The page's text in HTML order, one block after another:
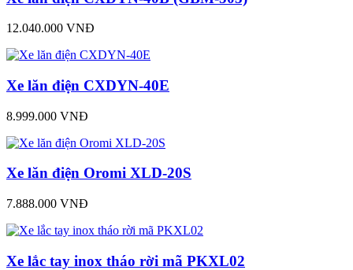
12.040.000 VNĐ
Xe lăn điện CXDYN-40E
8.999.000 VNĐ
Xe lăn điện Oromi XLD-20S
7.888.000 VNĐ
Xe lắc tay inox tháo rời mã PKXL02